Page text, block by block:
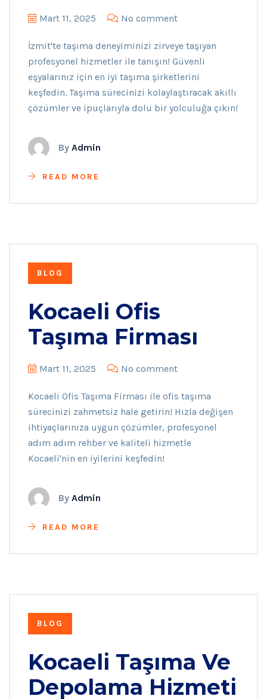
Mart 11, 2025 No comment
İzmit'te taşıma deneyiminizi zirveye taşıyan
profesyonel hizmetler ile tanışın! Güvenli
eşyalarınız için en iyi taşıma şirketlerini
keşfedin. Taşıma sürecinizi kolaylaştıracak akıllı
çözümler ve ipuçlarıyla dolu bir yolculuğa çıkın!
By Admin
READ MORE
BLOG
Kocaeli Ofis
Taşıma Firması
Mart 11, 2025 No comment
Kocaeli Ofis Taşıma Firması ile ofis taşıma
sürecinizi zahmetsiz hale getirin! Hızla değişen
ihtiyaçlarınıza uygun çözümler, profesyonel
adım adım rehber ve kaliteli hizmetle
Kocaeli'nin en iyilerini keşfedin!
By Admin
READ MORE
BLOG
Kocaeli Taşıma Ve
Depolama Hizmeti